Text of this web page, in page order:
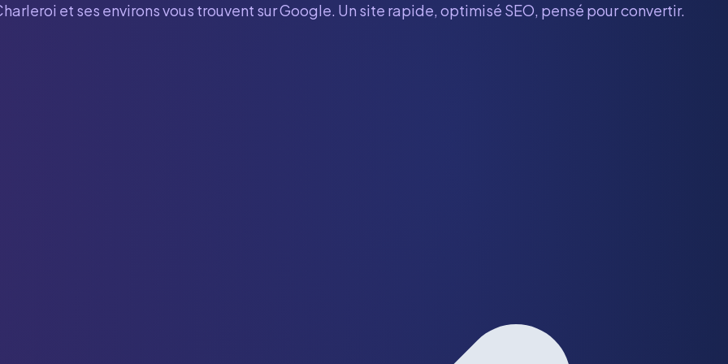
et ses environs vous trouvent sur Google. Un site rapide, optimisé SEO, pensé pour convertir.